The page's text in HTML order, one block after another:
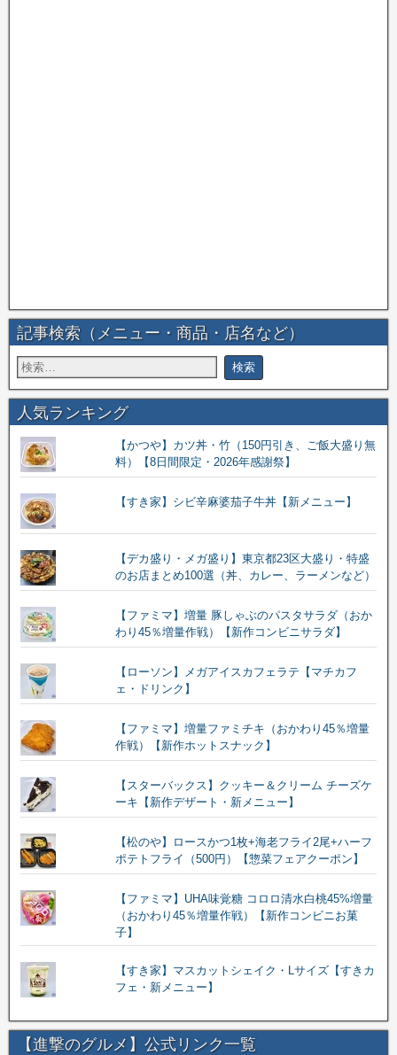
記事検索（メニュー・商品・店名など）
人気ランキング
【かつや】カツ丼・竹（150円引き、ご飯大盛り無
料）【8日間限定・2026年感謝祭】
【すき家】シビ辛麻婆茄子牛丼【新メニュー】
【デカ盛り・メガ盛り】東京都23区大盛り・特盛
のお店まとめ100選（丼、カレー、ラーメンなど）
【ファミマ】増量 豚しゃぶのパスタサラダ（おか
わり45％増量作戦）【新作コンビニサラダ】
【ローソン】メガアイスカフェラテ【マチカフ
ェ・ドリンク】
【ファミマ】増量ファミチキ（おかわり45％増量
作戦）【新作ホットスナック】
【スターバックス】クッキー＆クリーム チーズケ
ーキ【新作デザート・新メニュー】
【松のや】ロースかつ1枚+海老フライ2尾+ハーフ
ポテトフライ（500円）【惣菜フェアクーポン】
【ファミマ】UHA味覚糖 コロロ清水白桃45%増量
（おかわり45％増量作戦）【新作コンビニお菓
子】
【すき家】マスカットシェイク・Lサイズ【すきカ
フェ・新メニュー】
【進撃のグルメ】公式リンク一覧